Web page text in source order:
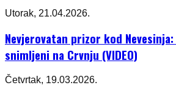
Utorak, 21.04.2026.
Nevjerovatan prizor kod
snimljeni na Crvnju (VIDEO)
Četvrtak, 19.03.2026.